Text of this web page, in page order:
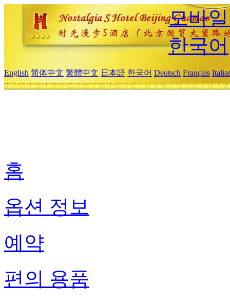
모바
한국어
English 简体中文 繁體中文 日本語 한국어 Deutsch Français
홈
옵션 정보
예약
편의 용품